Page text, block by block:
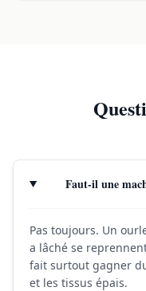
Faut-il une
Pas toujours. Un
a lâché se
fait surtout gagner
et les tissus épais.